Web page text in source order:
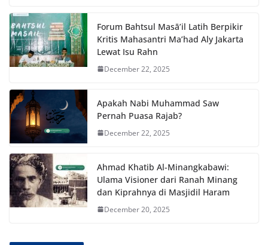
Forum Bahtsul Masā’il Latih Berpikir
Kritis Mahasantri Ma’had Aly Jakarta
Lewat Isu Rahn
December 22, 2025
Apakah Nabi Muhammad Saw
Pernah Puasa Rajab?
December 22, 2025
Ahmad Khatib Al-Minangkabawi:
Ulama Visioner dari Ranah Minang
dan Kiprahnya di Masjidil Haram
December 20, 2025